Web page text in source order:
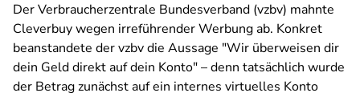
Der Verbraucherzentrale Bundesverband (vzbv) mahnte
Cleverbuy wegen irreführender Werbung ab. Konkret
beanstandete der vzbv die Aussage "Wir überweisen dir
dein Geld direkt auf dein Konto" – denn tatsächlich wurde
der Betrag zunächst auf ein internes virtuelles Konto